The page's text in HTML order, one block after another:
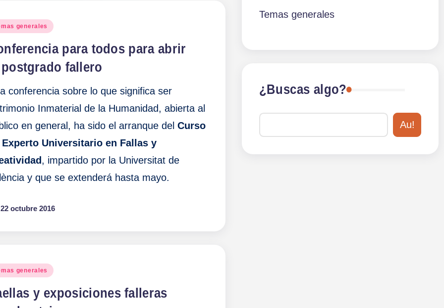
generales
para todos para abrir
fallero
conferencia sobre lo que significa ser
Inmaterial de la Humanidad, abierta al
en general, ha sido el arranque delCurso
Experto Universitario en Fallas y
, impartido por la Universitat de
y que se extenderá hasta mayo.
22 octubre 2016
generales
y exposiciones falleras
Temas generales
¿Buscas algo?
Au!